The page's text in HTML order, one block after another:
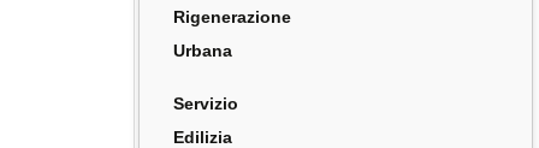
Rigenerazione
Urbana
Servizio
Edilizia